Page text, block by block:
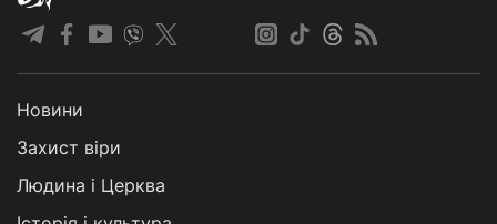
Новини
Захист віри
Людина і Церква